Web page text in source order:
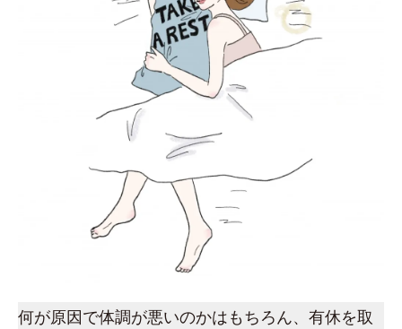
何が原因で体調が悪いのかはもちろん、有休を取